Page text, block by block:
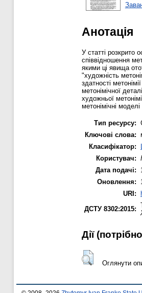
Анотація
У статті розкрито
співвідношення
якими ці явища
"художність
здатності
метонімічної
художньої
метонімічні
Тип ресурсу:
Ключові слова:
Класифікатор:
Користувач:
Дата подачі:
Оновлення:
URI:
ДСТУ 8302:2015:
Дії
Оглянути